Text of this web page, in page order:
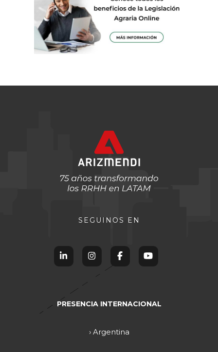
SEGUINOS EN
PRESENCIA INTERNACIONAL
› Argentina